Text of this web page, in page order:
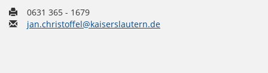
0631 365 - 1679
jan.christoffel@kaiserslautern.de